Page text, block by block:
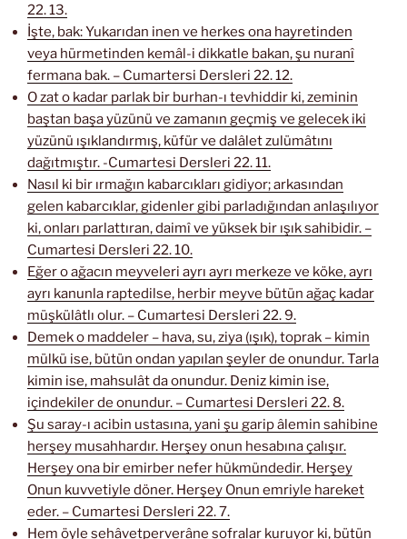
22. 13.
İşte, bak: Yukarıdan inen ve herkes ona hayretinden
veya hürmetinden kemâl-i dikkatle bakan, şu nuranî
fermana bak. – Cumartersi Dersleri 22. 12.
O zat o kadar parlak bir burhan-ı tevhiddir ki, zeminin
baştan başa yüzünü ve zamanın geçmiş ve gelecek iki
yüzünü ışıklandırmış, küfür ve dalâlet zulümâtını
dağıtmıştır. -Cumartesi Dersleri 22. 11.
Nasıl ki bir ırmağın kabarcıkları gidiyor; arkasından
gelen kabarcıklar, gidenler gibi parladığından anlaşılıyor
ki, onları parlattıran, daimî ve yüksek bir ışık sahibidir. –
Cumartesi Dersleri 22. 10.
Eğer o ağacın meyveleri ayrı ayrı merkeze ve köke, ayrı
ayrı kanunla raptedilse, herbir meyve bütün ağaç kadar
müşkülâtlı olur. – Cumartesi Dersleri 22. 9.
Demek o maddeler – hava, su, ziya (ışık), toprak – kimin
mülkü ise, bütün ondan yapılan şeyler de onundur. Tarla
kimin ise, mahsulât da onundur. Deniz kimin ise,
içindekiler de onundur. – Cumartesi Dersleri 22. 8.
Şu saray-ı acibin ustasına, yani şu garip âlemin sahibine
herşey musahhardır. Herşey onun hesabına çalışır.
Herşey ona bir emirber nefer hükmündedir. Herşey
Onun kuvvetiyle döner. Herşey Onun emriyle hareket
eder. – Cumartesi Dersleri 22. 7.
Hem öyle sehâvetperverâne sofralar kuruyor ki, bütün